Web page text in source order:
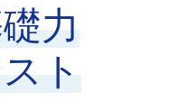
力
ト